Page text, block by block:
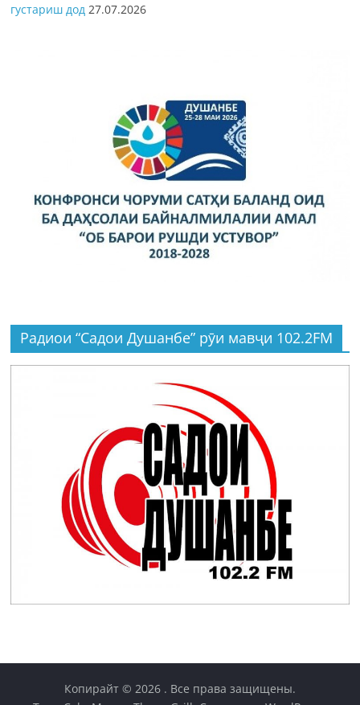
густариш дод 27.07.2026
Радиои “Садои Душанбе” рӯи мавҷи 102.2FM
Копирайт © 2026 . Все права защищены.